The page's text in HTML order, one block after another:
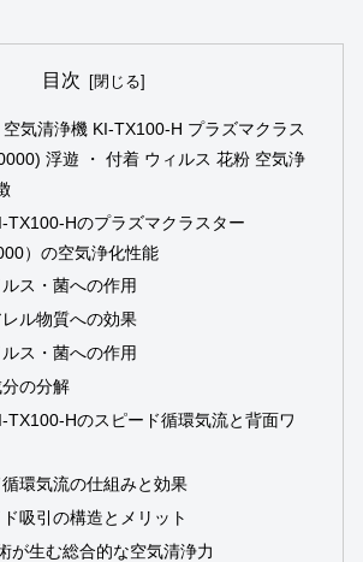
目次
気清浄機 KI-TX100-H プラズマクラス
浮遊 ・ 付着 ウィルス 花粉 空気浄
TX100-Hのプラズマクラスター
）の空気浄化性能
ス・菌への作用
ル物質への効果
ス・菌への作用
の分解
TX100-Hのスピード循環気流と背面ワ
環気流の仕組みと効果
吸引の構造とメリット
が生む総合的な空気清浄力